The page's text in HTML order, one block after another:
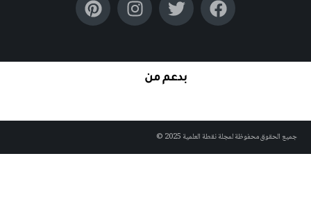
بدعم من
جميع الحقوق محفوظة لمجلة نقطة العلمية 2025 ©